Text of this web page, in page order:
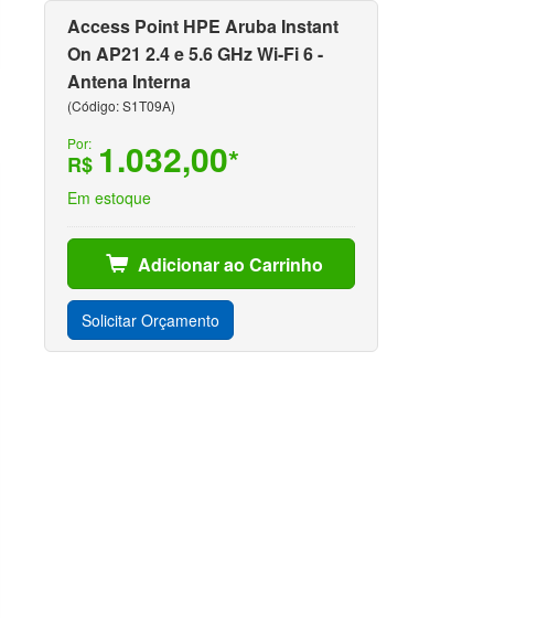
Access Point HPE Aruba Instant
On AP21 2.4 e 5.6 GHz Wi-Fi 6 -
Antena Interna
(Código: S1T09A)
Por:
R$ 1.032,00*
Em estoque
Adicionar ao Carrinho
Solicitar Orçamento